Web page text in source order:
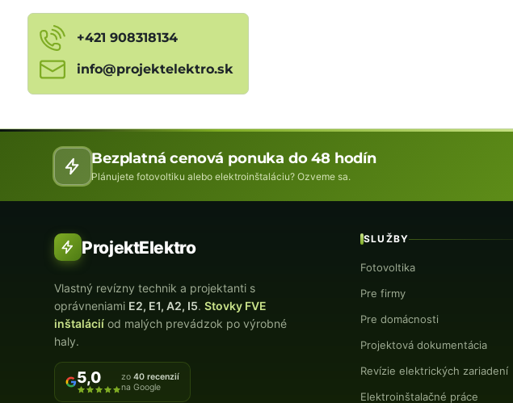
+421 908318134
info​@projektelektro​.sk
Bezplatná cenová ponuka do 48 hodín
Plánujete fotovoltiku alebo elektroinštaláciu? Ozveme sa.
ProjektElektro
Vlastný revízny technik a projektanti s
oprávneniami E2, E1, A2, I5.Stovky FVE
inštalácií od malých prevádzok po výrobné
haly.
5,0 zo40 recenzií
na Google
SLUŽBY
Fotovoltika
Pre firmy
Pre domácnosti
Projektová dokumentácia
Revízie elektrických zariadení
Elektroinštalačné práce